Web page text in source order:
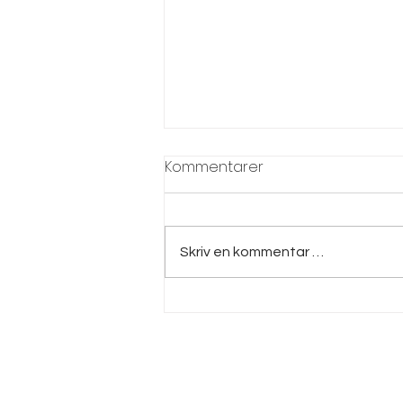
Kommentarer
Skriv en kommentar …